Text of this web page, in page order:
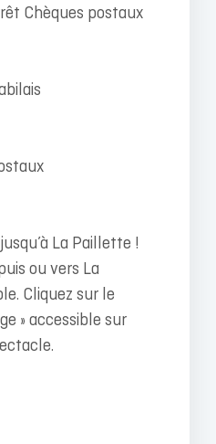
Chèques postaux
La Paillette !
ou vers La
Cliquez sur le
» accessible sur